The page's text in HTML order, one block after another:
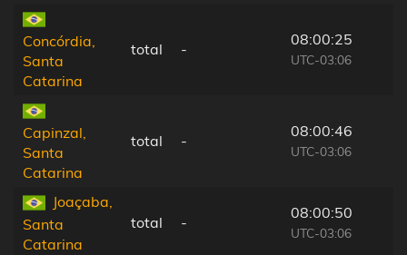
Concórdia,
Santa
Catarina
total -
08:00:25
UTC-03:06
Capinzal,
Santa
Catarina
total -
08:00:46
UTC-03:06
Joaçaba,
Santa
Catarina
total -
08:00:50
UTC-03:06